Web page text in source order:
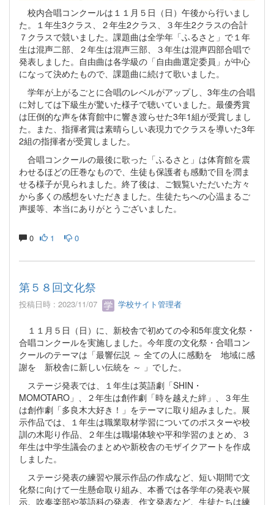
校内合唱コンクールは１１月５日（日）午後から行いまし
た。１年生3クラス、２年生2クラス、３年生2クラスの合計
７クラスで競いました。課題曲は全学年「ふるさと」で１年
生は混声二部、２年生は混声三部、３年生は混声四部合唱で
発表しました。自由曲は各学級の「自由曲選定委員」が中心
になって決めたもので、課題曲に続けて歌いました。
学年が上がるごとに合唱のレベルがアップし、3年生の合唱
に対しては下級生が驚いた様子で聴いていました。最優秀賞
は圧倒的な声を体育館中に響き渡らせた3年1組が受賞しまし
た。また、指揮者賞は素晴らしい表現力でクラスを導いた3年
2組の指揮者が受賞しました。
合唱コンクールの最後に歌った「ふるさと」は体育館を震
わせるほどの圧巻なもので、生徒も保護者も感動で目を潤ま
せる様子が見られました。終了後は、ご観覧いただいた方々
から多くの感想をいただきました。生徒たちへの心温まるご
声援等、本当にありがとうございました。
0 1 0
第５８回文化祭
投稿日時 : 2023/11/07 学校サイト管理者
１１月５日（日）に、新校舎で初めての令和5年度文化祭・
合唱コンクールを実施しました。今年度の文化祭・合唱コン
クールのテーマは「最響伝説 ～ 全ての人に感動を 地域に感
謝を 新校舎に新しい伝統を ～ 」でした。
ステージ発表では、１年生は英語劇「SHIN・
MOMOTARO」、２年生は創作劇「時を越えた絆」、３年生
は創作劇「多良木大好き！」をテーマに取り組みました。展
示作品では、１年生は職業取材学習についてのポスターや校
訓の木彫り作品、２年生は職場体験や平和学習のまとめ、３
年生は中学生議会のまとめや新校舎のモザイクアートを作成
しました。
ステージ発表の練習や展示作品の作成など、短い期間で文
化祭に向けて一生懸命取り組み、本番では各学年の発表や展
示、吹奏楽部や英語科の発表、作文発表など、生徒たちは練